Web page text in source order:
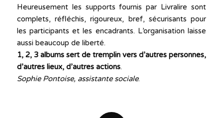
Heureusement les supports fournis par Livralire sont
complets, réfléchis, rigoureux, bref, sécurisants pour
les participants et les encadrants. L’organisation laisse
aussi beaucoup de liberté.
1, 2, 3 albums sert de tremplin vers d’autres personnes,
d’autres lieux, d’autres actions.
Sophie Pontoise, assistante sociale.